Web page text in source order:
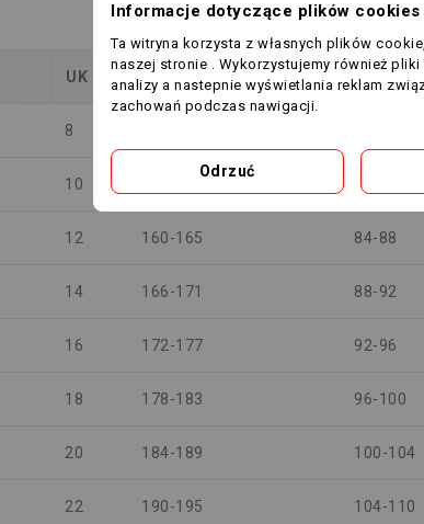
UK WZROST (cm) KLATKA
8
10 77-83
12 160-165 84-88
14 166-171 88-92
16 172-177 92-96
18 178-183 96-100
20 184-189 100-104
22 190-195 104-110
Informacje dotyczące plików cookies
Ta witryna korzysta z własnych plików
naszej stronie . Wykorzystujemy również
analizy a nastepnie wyświetlania reklam
zachowań podczas nawigacji.
Odrzuć